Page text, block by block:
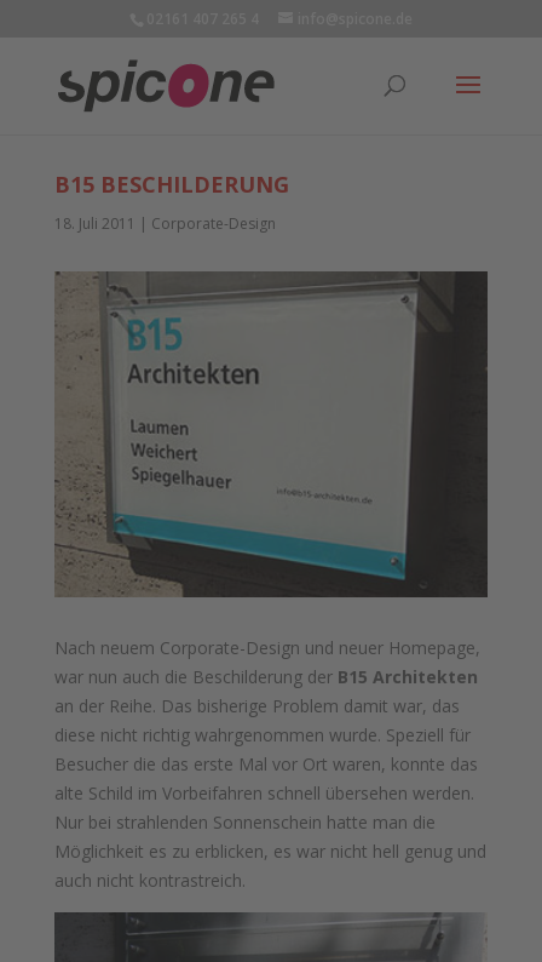
B15 BESCHILDERUNG
18. Juli 2011 | Corporate-Design
Nach neuem Corporate-Design und neuer Homepage,
war nun auch die Beschilderung der B15 Architekten
an der Reihe. Das bisherige Problem damit war, das
diese nicht richtig wahrgenommen wurde. Speziell für
Besucher die das erste Mal vor Ort waren, konnte das
alte Schild im Vorbeifahren schnell übersehen werden.
Nur bei strahlenden Sonnenschein hatte man die
Möglichkeit es zu erblicken, es war nicht hell genug und
auch nicht kontrastreich.